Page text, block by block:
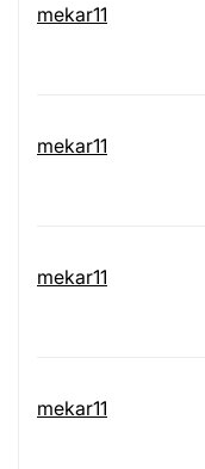
mekar11
mekar11
mekar11
mekar11